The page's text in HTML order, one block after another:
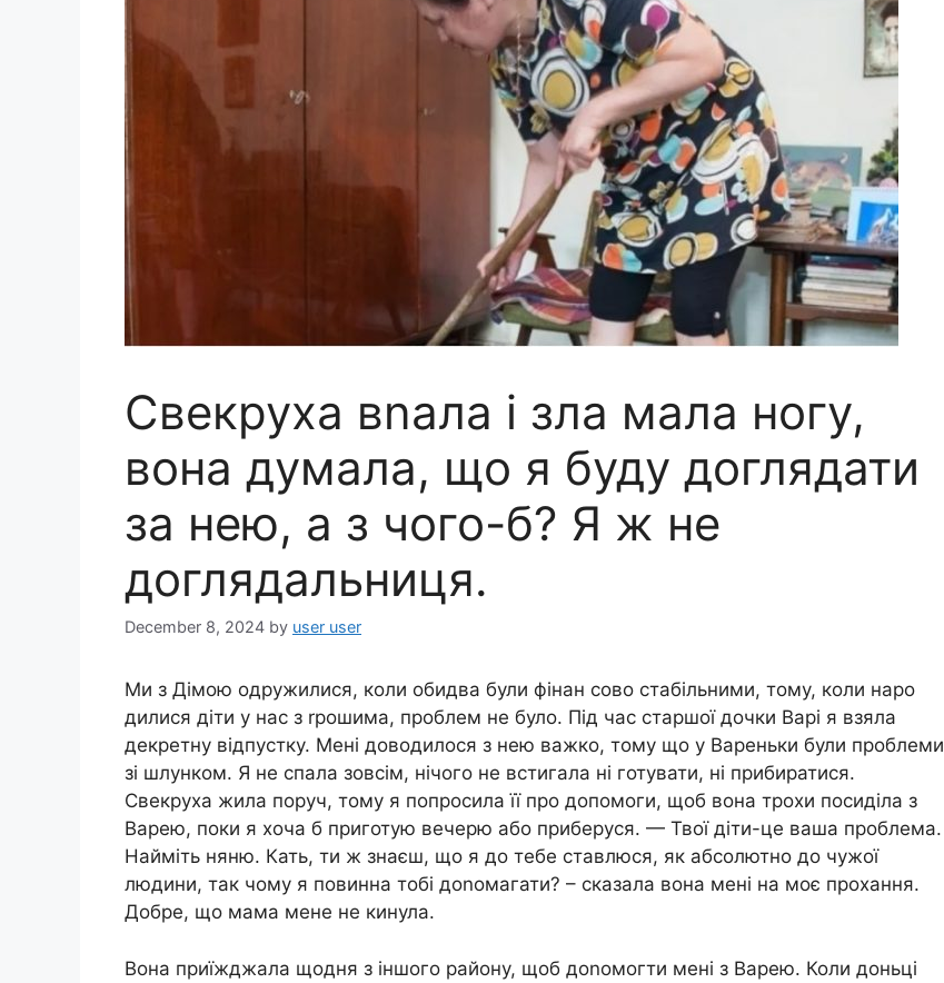
Свекруха вnала і зла мала ногу,
вона думала, що я буду доглядати
за нею, а з чого-б? Я ж не
доглядальниця.
December 8, 2024 by user user
Ми з Дімою одружилися, коли обидва були фінан сово стабільними, тому, коли наро
дилися діти у нас з rрошима, проблем не було. Під час старшої дочки Варі я взяла
декретну відпустку. Мені доводилося з нею важко, тому що у Вареньки були проблеми
зі шлунком. Я не спала зовсім, нічого не встигала ні готувати, ні прибиратися.
Свекруха жила поруч, тому я попросила її про допомоги, щоб вона трохи посиділа з
Варею, поки я хоча б приготую вечерю або приберуся. — Твої діти-це ваша проблема.
Найміть няню. Кать, ти ж знаєш, що я до тебе ставлюся, як абсолютно до чужої
людини, так чому я повинна тобі доnомагати? – сказала вона мені на моє прохання.
Добре, що мама мене не кинула.
Вона приїжджала щодня з іншого району, щоб доnомогти мені з Варею. Коли доньці